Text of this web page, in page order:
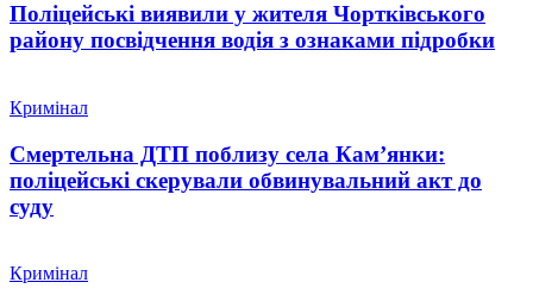
Поліцейські виявили у жителя Чортківського
району посвідчення водія з ознаками підробки
Кримінал
Смертельна ДТП поблизу села Кам’янки:
поліцейські скерували обвинувальний акт до
суду
Кримінал